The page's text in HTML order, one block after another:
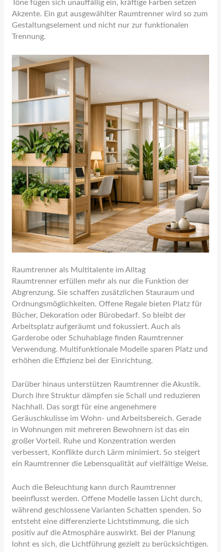
Töne fügen sich unauffällig ein, kräftige Farben setzen
Akzente. Ein gut ausgewählter Raumtrenner wird so zum
Gestaltungselement und nicht nur zur funktionalen
Trennung.
Raumtrenner als Multitalente im Alltag
Raumtrenner erfüllen mehr als nur die Funktion der
Abgrenzung. Sie schaffen zusätzlichen Stauraum und
Ordnungsmöglichkeiten. Offene Regale bieten Platz für
Bücher, Dekoration oder Bürobedarf. So bleibt der
Arbeitsplatz aufgeräumt und fokussiert. Auch als
Garderobe oder Schuhablage finden Raumtrenner
Verwendung. Multifunktionale Modelle sparen Platz und
erhöhen die Effizienz bei der Einrichtung.
Darüber hinaus unterstützen Raumtrenner die Akustik.
Durch ihre Struktur dämpfen sie Schall und reduzieren
Nachhall. Das sorgt für eine angenehmere
Geräuschkulisse im Wohn- und Arbeitsbereich. Gerade
in Wohnungen mit mehreren Bewohnern ist das ein
großer Vorteil. Ruhe und Konzentration werden
verbessert, Konflikte durch Lärm minimiert. So steigert
ein Raumtrenner die Lebensqualität auf vielfältige Weise.
Auch die Beleuchtung kann durch Raumtrenner
beeinflusst werden. Offene Modelle lassen Licht durch,
während geschlossene Varianten Schatten spenden. So
entsteht eine differenzierte Lichtstimmung, die sich
positiv auf die Atmosphäre auswirkt. Bei der Planung
lohnt es sich, die Lichtführung gezielt zu berücksichtigen.